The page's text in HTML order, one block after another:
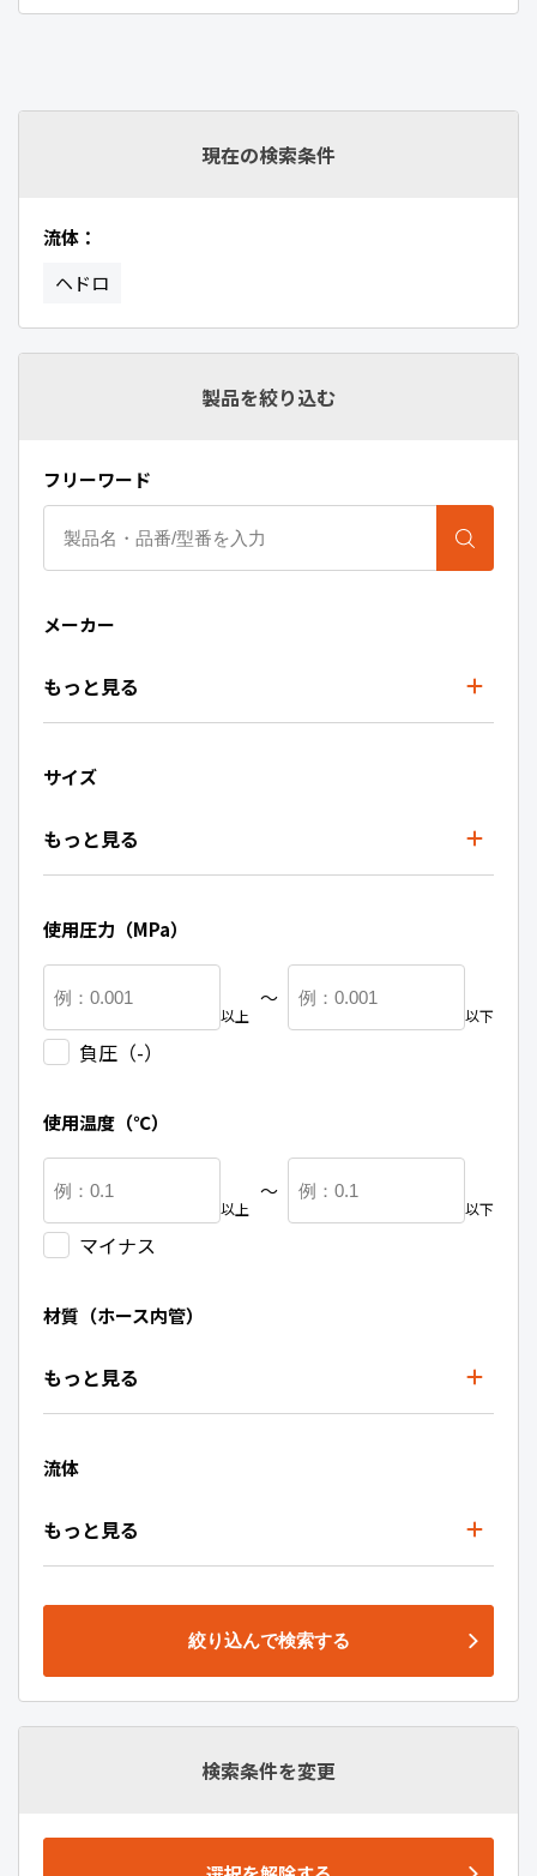
現在の検索条件
流体：
ヘドロ
製品を絞り込む
フリーワード
メーカー
もっと見る
サイズ
もっと見る
使用圧力（MPa）
以上
負圧（-）
〜
以下
使用温度（℃）
以上
マイナス
〜
以下
材質（ホース内管）
もっと見る
流体
もっと見る
絞り込んで検索する
検索条件を変更